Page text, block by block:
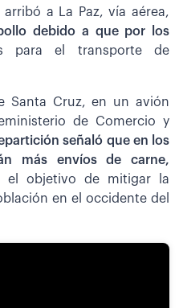
a La Paz, vía aérea,
debido a que por los
para el transporte de
Santa Cruz, en un avión
de Comercio y
señaló que en los
más envíos de carne,
el objetivo de mitigar la
en el occidente del